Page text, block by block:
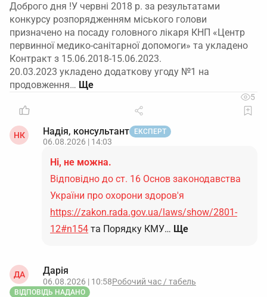
Доброго дня !У червні 2018 р. за результатами
конкурсу розпорядженням міського голови
призначено на посаду головного лікаря КНП «Центр
первинної медико-санітарної допомоги» та укладено
Контракт з 15.06.2018-15.06.2023.
20.03.2023 укладено додаткову угоду №1 на
продовження…
5
НК Надія, консультант ЕКСПЕРТ
06.08.2026 | 14:03
Ні, не можна.
Відповідно до ст. 16 Основ законодавства
України про охорони здоров'я
https://zakon.rada.gov.ua/laws/show/2801-
12#n154 та Порядку КМУ… Ще
ДА Дарія
06.08.2026 | 10:58Робочий час / табель
ВІДПОВІДЬ НАДАНО